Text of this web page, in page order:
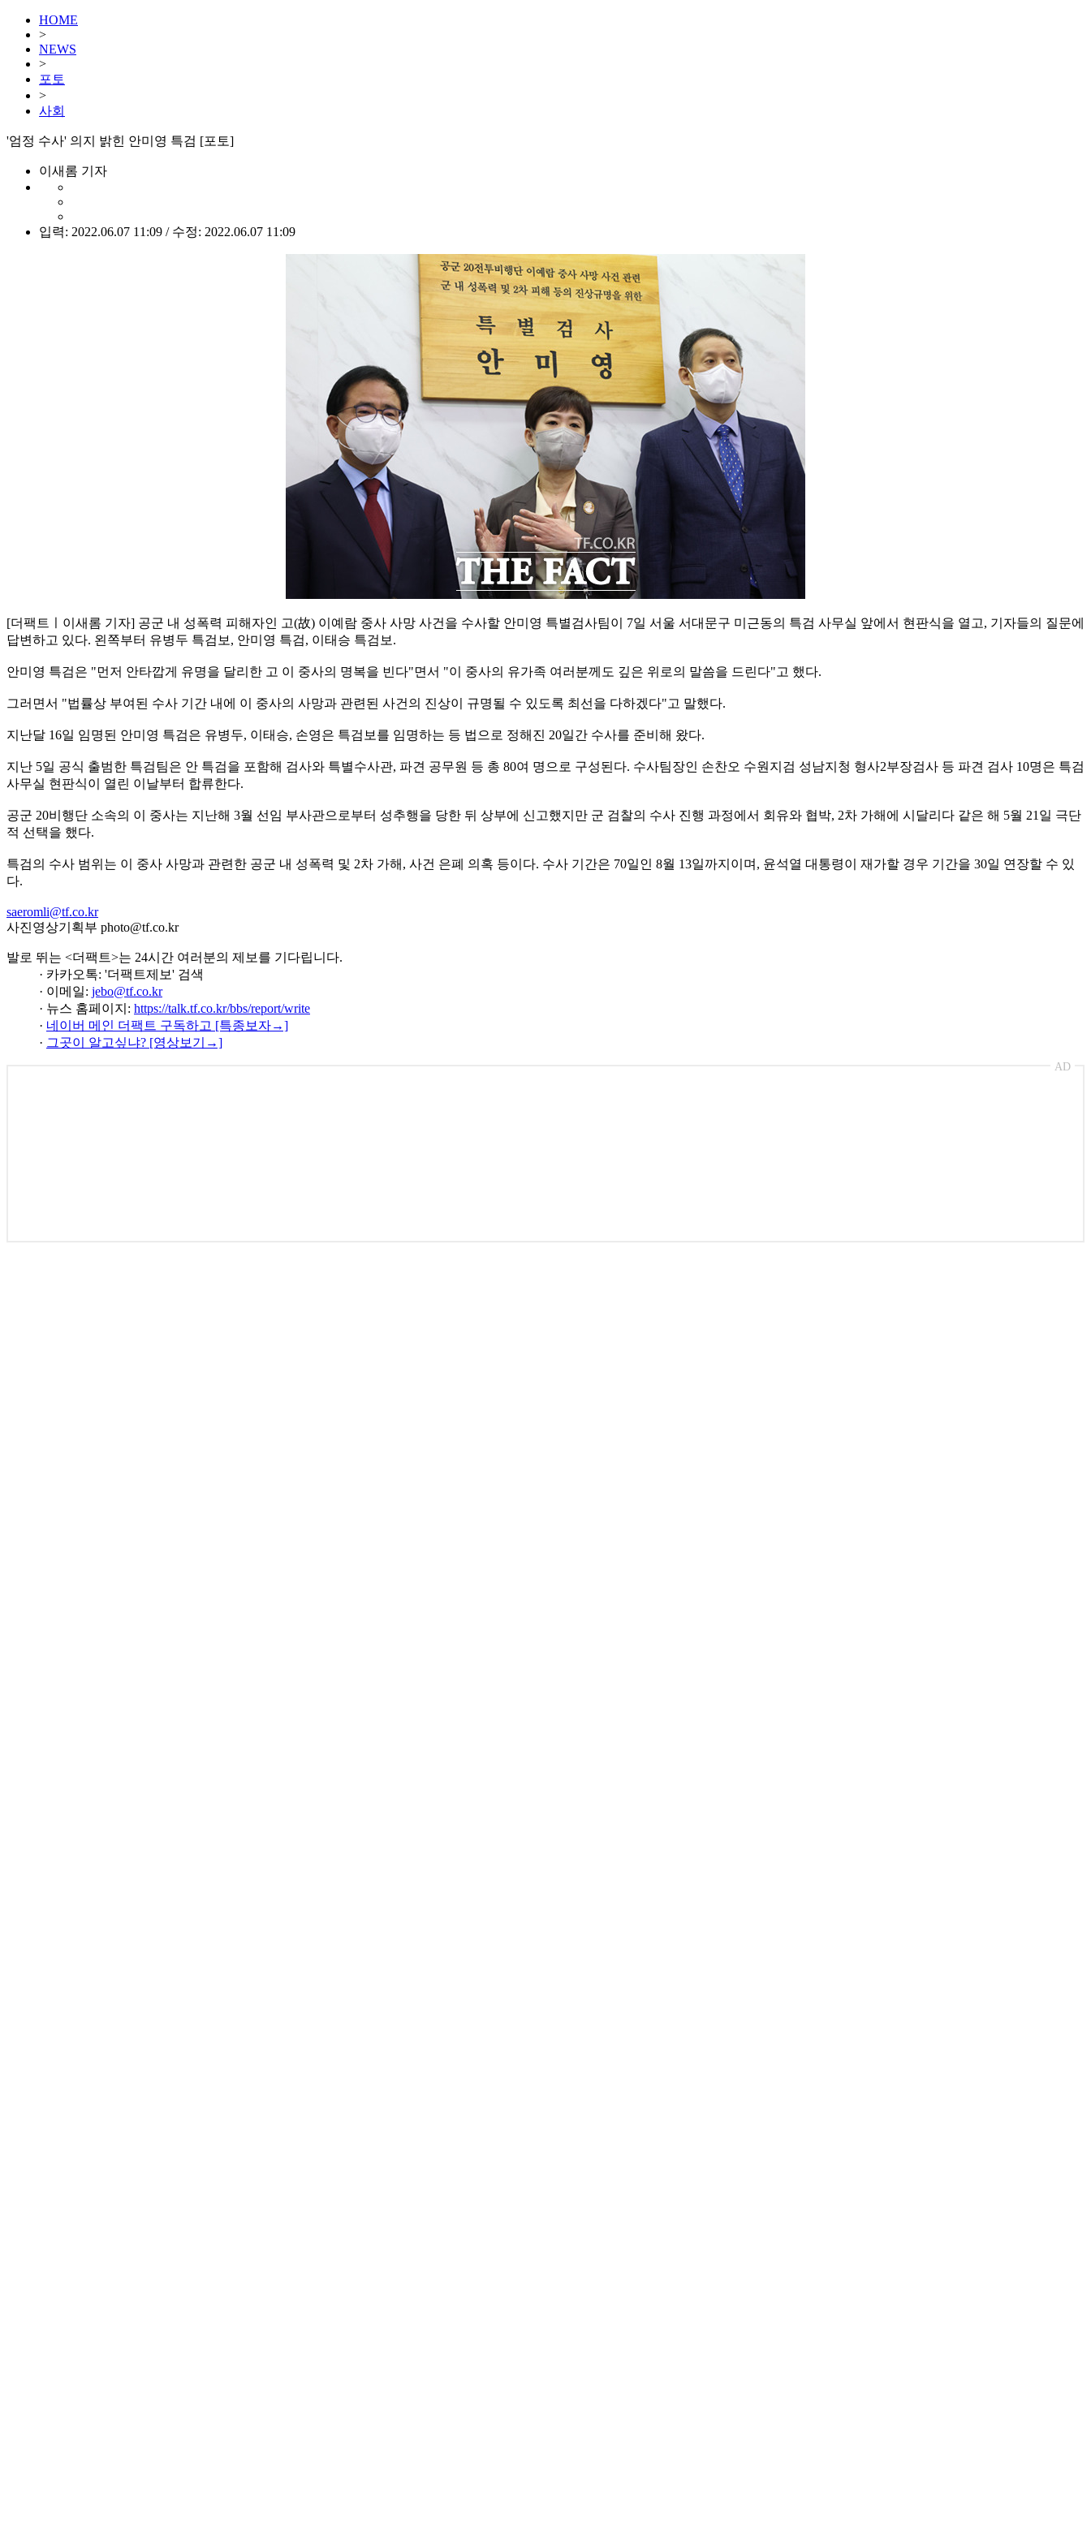
HOME
>
NEWS
>
포토
>
사회
'엄정 수사' 의지 밝힌 안미영 특검 [포토]
이새롬 기자
입력: 2022.06.07 11:09 / 수정: 2022.06.07 11:09
[더팩트ㅣ이새롬 기자] 공군 내 성폭력 피해자인 고(故) 이예람 중사 사망 사건을 수사할 안미영 특별검사팀이 7일 서울 서대문구 미근동의 특검 사무실 앞에서 현판식을 열고, 기자들의 질문에
답변하고 있다. 왼쪽부터 유병두 특검보, 안미영 특검, 이태승 특검보.
안미영 특검은 "먼저 안타깝게 유명을 달리한 고 이 중사의 명복을 빈다"면서 "이 중사의 유가족 여러분께도 깊은 위로의 말씀을 드린다"고 했다.
그러면서 "법률상 부여된 수사 기간 내에 이 중사의 사망과 관련된 사건의 진상이 규명될 수 있도록 최선을 다하겠다"고 말했다.
지난달 16일 임명된 안미영 특검은 유병두, 이태승, 손영은 특검보를 임명하는 등 법으로 정해진 20일간 수사를 준비해 왔다.
지난 5일 공식 출범한 특검팀은 안 특검을 포함해 검사와 특별수사관, 파견 공무원 등 총 80여 명으로 구성된다. 수사팀장인 손찬오 수원지검 성남지청 형사2부장검사 등 파견 검사 10명은 특검
사무실 현판식이 열린 이날부터 합류한다.
공군 20비행단 소속의 이 중사는 지난해 3월 선임 부사관으로부터 성추행을 당한 뒤 상부에 신고했지만 군 검찰의 수사 진행 과정에서 회유와 협박, 2차 가해에 시달리다 같은 해 5월 21일 극단
적 선택을 했다.
특검의 수사 범위는 이 중사 사망과 관련한 공군 내 성폭력 및 2차 가해, 사건 은폐 의혹 등이다. 수사 기간은 70일인 8월 13일까지이며, 윤석열 대통령이 재가할 경우 기간을 30일 연장할 수 있
다.
saeromli@tf.co.kr
사진영상기획부 photo@tf.co.kr
발로 뛰는 <더팩트>는 24시간 여러분의 제보를 기다립니다.
· 카카오톡: '더팩트제보' 검색
· 이메일: jebo@tf.co.kr
· 뉴스 홈페이지: https://talk.tf.co.kr/bbs/report/write
· 네이버 메인 더팩트 구독하고 [특종보자→]
· 그곳이 알고싶냐? [영상보기→]
AD